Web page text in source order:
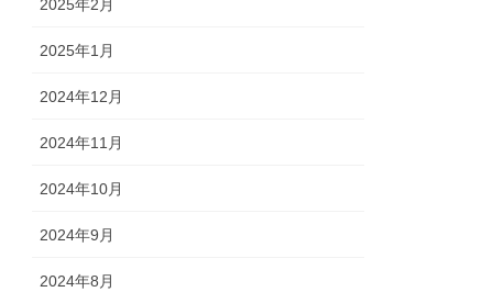
2025年2月
2025年1月
2024年12月
2024年11月
2024年10月
2024年9月
2024年8月